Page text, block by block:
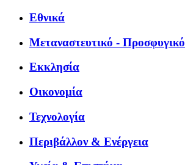
Εθνικά
Μεταναστευτικό - Προσφυγικό
Εκκλησία
Οικονομία
Τεχνολογία
Περιβάλλον & Ενέργεια